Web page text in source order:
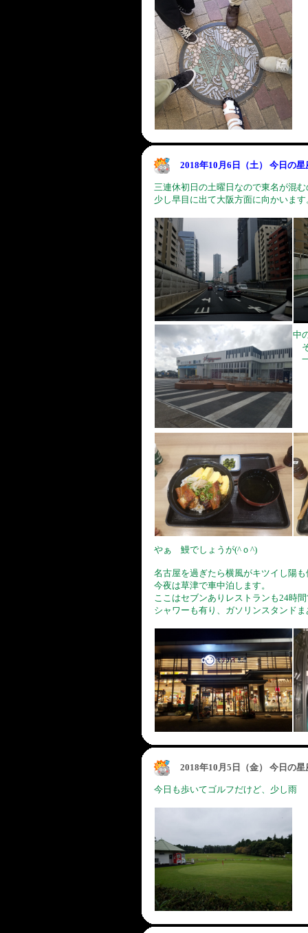
2018年10月6日（土） 今日の
三連休初日の土曜日なので東名が混
少し早目に出て大阪方面に向かいます
中
やぁ 鰻でしょうが(^ｏ^)
名古屋を過ぎたら横風がキツイし陽
今夜は草津で車中泊します。
ここはセブンありレストランも24時
シャワーも有り、ガソリンスタンド
2018年10月5日（金） 今日の
今日も歩いてゴルフだけど、少し雨